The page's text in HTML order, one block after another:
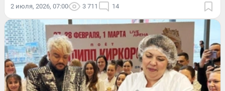
2 июля, 2026, 07:00 3 711 14